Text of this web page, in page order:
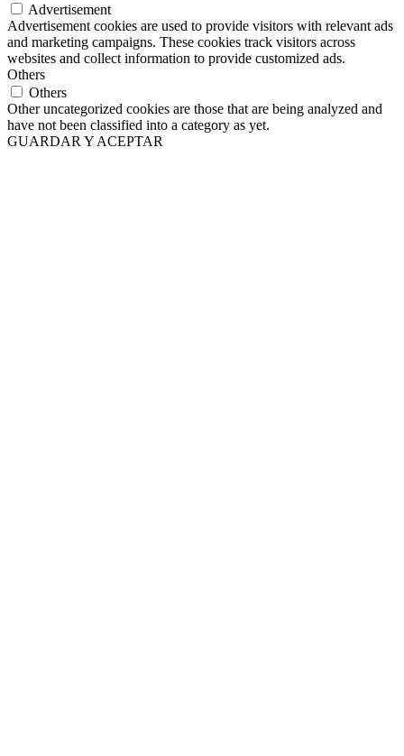
Advertisement
Advertisement cookies are used to provide visitors with relevant ads
and marketing campaigns. These cookies track visitors across
websites and collect information to provide customized ads.
Others
Others
Other uncategorized cookies are those that are being analyzed and
have not been classified into a category as yet.
GUARDAR Y ACEPTAR